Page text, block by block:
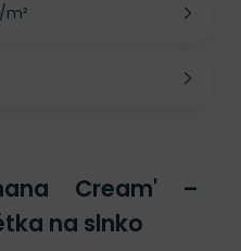
m²
Cream' –
na slnko